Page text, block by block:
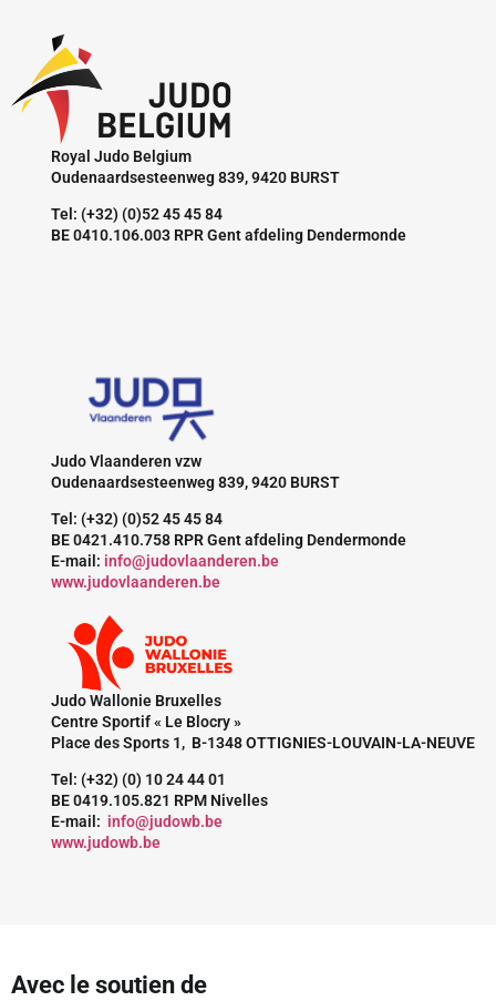
Royal Judo Belgium
Oudenaardsesteenweg 839, 9420 BURST
Tel: (+32) (0)52 45 45 84
BE 0410.106.003 RPR Gent afdeling Dendermonde
Judo Vlaanderen vzw
Oudenaardsesteenweg 839, 9420 BURST
Tel: (+32) (0)52 45 45 84
BE 0421.410.758 RPR Gent afdeling Dendermonde
E-mail: info@judovlaanderen.be
www.judovlaanderen.be
Judo Wallonie Bruxelles
Centre Sportif « Le Blocry »
Place des Sports 1, B-1348 OTTIGNIES-LOUVAIN-LA-NEUVE
Tel: (+32) (0) 10 24 44 01
BE 0419.105.821 RPM Nivelles
E-mail: info@judowb.be
www.judowb.be
Avec le soutien de